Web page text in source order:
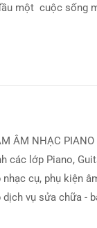
một cuộc sống
ÂM NHẠC
các lớp Piano,
nhạc cụ, phụ kiện
dịch vụ sửa chữa -